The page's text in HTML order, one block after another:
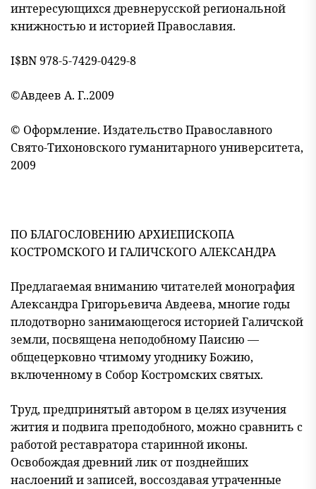
интересующихся древнерусской региональной
книжностью и историей Православия.
I$ВN 978-5-7429-0429-8
©Авдеев А. Г..2009
© Оформление. Издательство Православного
Свято-Тихоновского гуманитарного университета,
2009
ПО БЛАГОСЛОВЕНИЮ АРХИЕПИСКОПА
КОСТРОМСКОГО И ГАЛИЧСКОГО АЛЕКСАНДРА
Предлагаемая вниманию читателей монография
Александра Григорьевича Авдеева, многие годы
плодотворно занимающегося историей Галичской
земли, посвящена неподобному Паисию —
общецерковно чтимому угоднику Божию,
включенному в Собор Костромских святых.
Труд, предпринятый автором в целях изучения
жития и подвига преподобного, можно сравнить с
работой реставратора старинной иконы.
Освобождая древний лик от позднейших
наслоений и записей, воссоздавая утраченные